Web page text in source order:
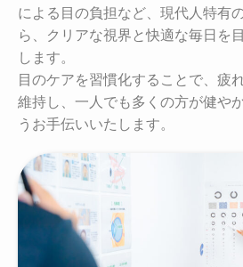
による目の負担など、現代人特有
ら、クリアな視界と快適な毎日を
します。
目のケアを習慣化することで、疲
維持し、一人でも多くの方が健や
うお手伝いいたします。